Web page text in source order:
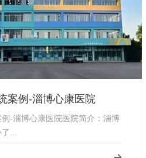
案例-淄博心康医院
-淄博心康医院医院简介：淄博
...